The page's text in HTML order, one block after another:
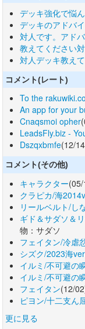
デッキ強化で悩
デッキのアドバ
対人です。アド
教えてください
対人デッキ教え
コメント(レート)
To the
An app for your
Cnaqsmoi opher
LeadsFly.biz -
Dszqxbmfe(12/
コメント(その他)
キャラクター
クラピカ/海
リールベルト/し
ギド＆サダソ＆
物：サダソ
フェイタン/冷虐
シズク/2023海ver
イルミ/不可避の
イルミ/不可避の
フェイタン(12/
ピヨン/十二支ん
更に見る